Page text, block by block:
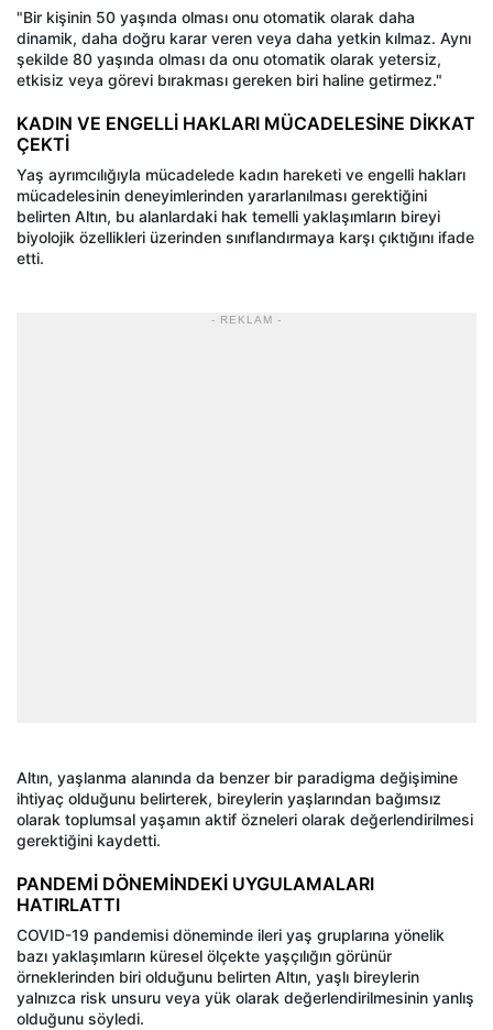
"Bir kişinin 50 yaşında olması onu otomatik olarak daha
dinamik, daha doğru karar veren veya daha yetkin kılmaz. Aynı
şekilde 80 yaşında olması da onu otomatik olarak yetersiz,
etkisiz veya görevi bırakması gereken biri haline getirmez."
KADIN VE ENGELLİ HAKLARI MÜCADELESİNE DİKKAT
ÇEKTİ
Yaş ayrımcılığıyla mücadelede kadın hareketi ve engelli hakları
mücadelesinin deneyimlerinden yararlanılması gerektiğini
belirten Altın, bu alanlardaki hak temelli yaklaşımların bireyi
biyolojik özellikleri üzerinden sınıflandırmaya karşı çıktığını ifade
etti.
- REKLAM -
Altın, yaşlanma alanında da benzer bir paradigma değişimine
ihtiyaç olduğunu belirterek, bireylerin yaşlarından bağımsız
olarak toplumsal yaşamın aktif özneleri olarak değerlendirilmesi
gerektiğini kaydetti.
PANDEMİ DÖNEMİNDEKİ UYGULAMALARI
HATIRLATTI
COVID-19 pandemisi döneminde ileri yaş gruplarına yönelik
bazı yaklaşımların küresel ölçekte yaşçılığın görünür
örneklerinden biri olduğunu belirten Altın, yaşlı bireylerin
yalnızca risk unsuru veya yük olarak değerlendirilmesinin yanlış
olduğunu söyledi.